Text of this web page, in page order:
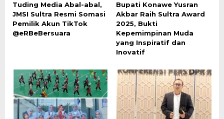
Tuding Media Abal-abal,
JMSI Sultra Resmi Somasi
Pemilik Akun TikTok
@eRBeBersuara
Bupati Konawe Yusran
Akbar Raih Sultra Award
2025, Bukti
Kepemimpinan Muda
yang Inspiratif dan
Inovatif